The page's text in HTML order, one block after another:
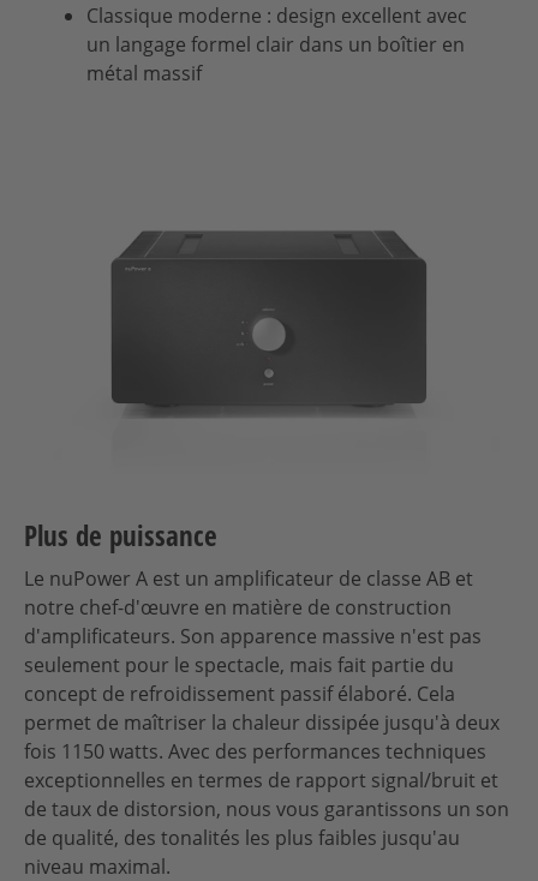
Classique moderne : design excellent avec
un langage formel clair dans un boîtier en
métal massif
Plus de puissance
Le nuPower A est un amplificateur de classe AB et
notre chef-d'œuvre en matière de construction
d'amplificateurs. Son apparence massive n'est pas
seulement pour le spectacle, mais fait partie du
concept de refroidissement passif élaboré. Cela
permet de maîtriser la chaleur dissipée jusqu'à deux
fois 1150 watts. Avec des performances techniques
exceptionnelles en termes de rapport signal/bruit et
de taux de distorsion, nous vous garantissons un son
de qualité, des tonalités les plus faibles jusqu'au
niveau maximal.